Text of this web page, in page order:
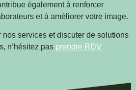
également à renforcer
et à améliorer votre image.
nos services et discuter de solutions
n’hésitez pas prendre RDV